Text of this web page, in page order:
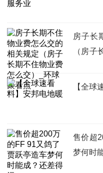
房子长
（房子
【全球
售价超
梦何时